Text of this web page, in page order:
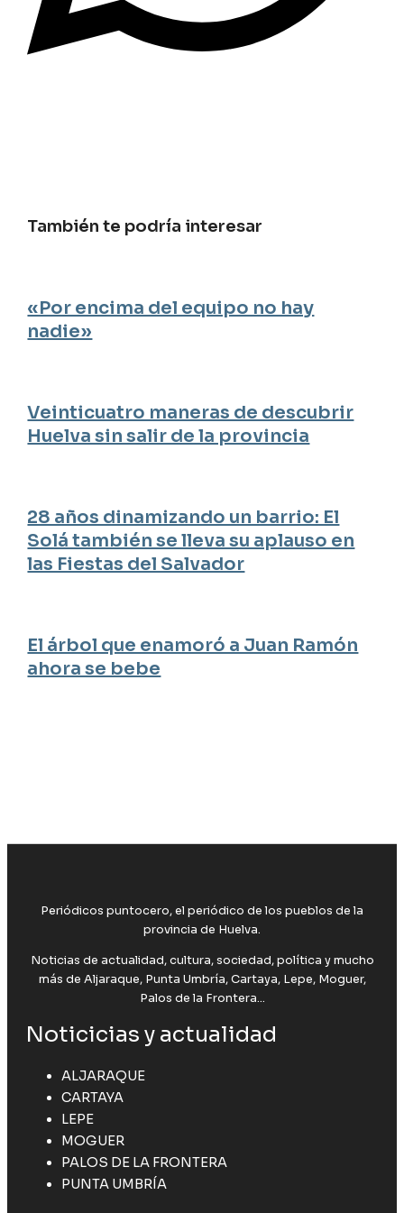
También te podría interesar
«Por encima del equipo no hay
nadie»
Veinticuatro maneras de descubrir
Huelva sin salir de la provincia
28 años dinamizando un barrio: El
Solá también se lleva su aplauso en
las Fiestas del Salvador
El árbol que enamoró a Juan Ramón
ahora se bebe
Periódicos puntocero, el periódico de los pueblos de la
provincia de Huelva.
Noticias de actualidad, cultura, sociedad, política y mucho
más de Aljaraque, Punta Umbría, Cartaya, Lepe, Moguer,
Palos de la Frontera...
Noticicias y actualidad
ALJARAQUE
CARTAYA
LEPE
MOGUER
PALOS DE LA FRONTERA
PUNTA UMBRÍA